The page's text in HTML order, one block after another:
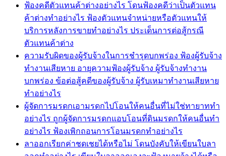
ฟ้องคดีตัวแทนค้าต่างอย่างไร โดนฟ้องคดีว่าเป็นตัวแทน
ค้าต่างทำอย่างไร ฟ้องตัวแทนจำหน่ายหรือตัวแทนให้
บริการหลังการขายทำอย่างไร ประเด็นการต่อสู้กรณี
ตัวแทนค้าต่าง
ความรับผิดของผู้รับจ้างในการชำรุดบกพร่อง ฟ้องผู้รับจ้าง
ทำงานเสียหาย อายุความฟ้องผู้รับจ้าง ผู้รับจ้างทำงาน
บกพร่อง ข้อต่อสู้คดีของผู้รับจ้าง ผู้รับเหมาทำงานเสียหาย
ทำอย่างไร
ผู้จัดการมรดกเอามรดกไปโอนให้คนอื่นที่ไม่ใช่ทายาททำ
อย่างไร ถูกผู้จัดการมรดกแอบโอนที่ดินมรดกให้คนอื่นทำ
อย่างไร ฟ้องเพิกถอนการโอนมรดกทำอย่างไร
ลาออกเรียกค่าชดเชยได้หรือไม่ โดนบังคับให้เขียนใบลา